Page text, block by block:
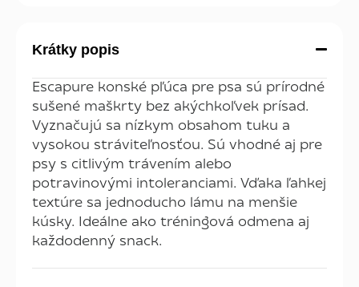
Krátky popis
Escapure konské pľúca pre psa sú prírodné
sušené maškrty bez akýchkoľvek prísad.
Vyznačujú sa nízkym obsahom tuku a
vysokou stráviteľnosťou. Sú vhodné aj pre
psy s citlivým trávením alebo
potravinovými intoleranciami. Vďaka ľahkej
textúre sa jednoducho lámu na menšie
kúsky. Ideálne ako tréningová odmena aj
každodenný snack.